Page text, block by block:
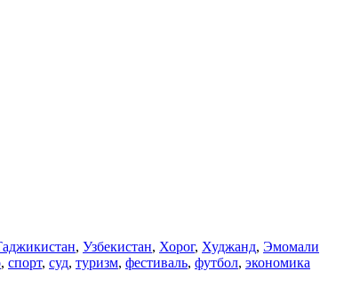
, Узбекистан, Хорог, Худжанд, Эмомали
, спорт, суд, туризм, фестиваль, футбол, экономика